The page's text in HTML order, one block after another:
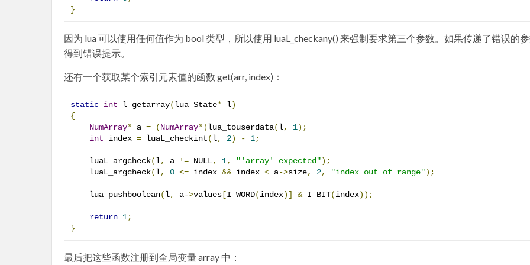
}
因为 lua 可以使用任何值作为 bool 类型，所以使用 luaL_checkany() 来强制要求第三个参数。如果传递了错误的
得到错误提示。
还有一个获取某个索引元素值的函数 get(arr, index)：
static int l_getarray(lua_State* l)
{
NumArray* a = (NumArray*)lua_touserdata(l, 1);
int index = luaL_checkint(l, 2) - 1;
    luaL_argcheck
(l, a != NULL, 1, "'array' expected");
    luaL_argcheck
(l, 0 <= index && index < a->size, 2, "index out of range");
    lua_pushboolean
(l, a->values [I_WORD(index)] & I_BIT(index));
return 1;
}
最后把这些函数注册到全局变量 array 中：